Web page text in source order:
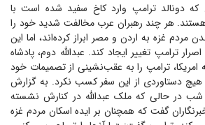
که دونالد ترامپ وارد کاخ سفید شده است با
هر چند رهبران عرب مخالفت شدید خود را
مردم غزه به اردن و مصر ابراز کرده‌اند، اما این
ترامپ تغییر ایجاد کند. عبدالله دوم، پادشاه
امریکا، ترامپ را به عقب‌نشینی از تصمیمات خود
هیچ دستاوردی از این سفر کسب نکرد. به گزارش
شب در حالی که ملک عبدالله در کنارش نشسته
گفت که همچنان بر ایده اسکان مردم غزه